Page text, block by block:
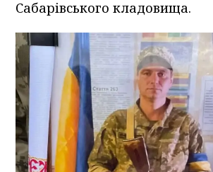
Сабарівського кладовища.